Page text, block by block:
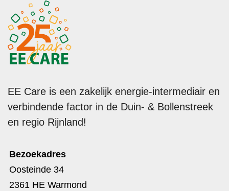
EE Care is een zakelijk energie-intermediair en
verbindende factor in de Duin- & Bollenstreek
en regio Rijnland!
Bezoekadres
Oosteinde 34
2361 HE Warmond